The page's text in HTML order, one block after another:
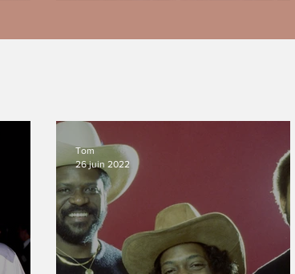
Brown
Tom
26 juin 2022